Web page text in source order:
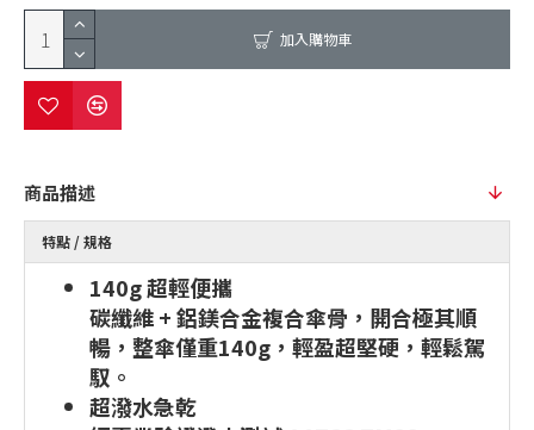
加入購物車
商品描述
特點 / 規格
140g 超輕便攜
碳纖維 + 鋁鎂合金複合傘骨，開合極其順
暢，整傘僅重140g，輕盈超堅硬，輕鬆駕
馭。
超潑水急乾